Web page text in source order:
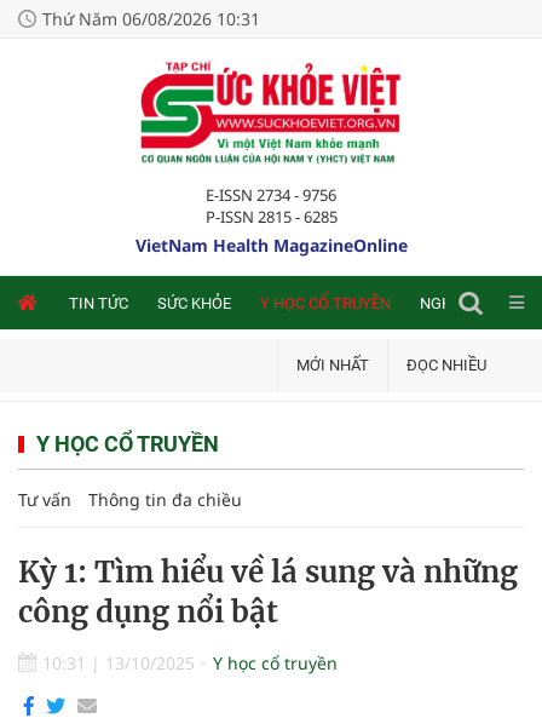
Thứ Năm 06/08/2026 10:31
E-ISSN 2734 - 9756
P-ISSN 2815 - 6285
VietNam Health MagazineOnline
TIN TỨC SỨC KHỎE Y HỌC CỔ TRUYỀN NGHIÊN CỨU
MỚI NHẤT ĐỌC NHIỀU
Y HỌC CỔ TRUYỀN
Tư vấn Thông tin đa chiều
Kỳ 1: Tìm hiểu về lá sung và những
công dụng nổi bật
10:31 | 13/10/2025 Y học cổ truyền